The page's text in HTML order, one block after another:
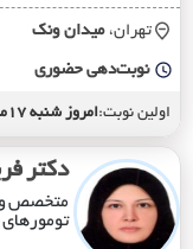
تهران، ميدان ونک
نوبت‌دهی حضوری
اولین نوبت:امروز شنبه 17مرداد 9صبح
دکتر
متخصص و